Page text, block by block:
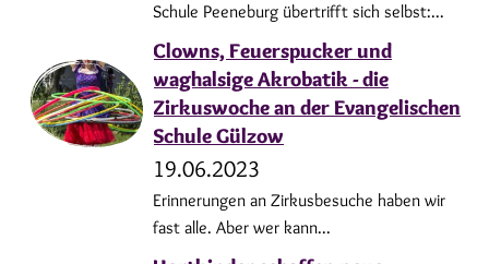
Schule Peeneburg übertrifft sich selbst:...
Clowns, Feuerspucker und
waghalsige Akrobatik - die
Zirkuswoche an der Evangelischen
Schule Gülzow
19.06.2023
Erinnerungen an Zirkusbesuche haben wir
fast alle. Aber wer kann...